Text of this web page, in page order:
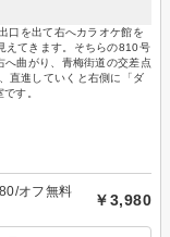
口を出て右へカラオケ館を
えてきます。そちらの810号
曲がり、青梅街道の交差点
直進していくと右側に「ダ
す。
オフ無料
￥3,980